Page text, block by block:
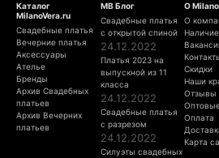
Каталог
MilanoVera.ru
Свадебные платья
Вечерние платья
Аксессуары
Ателье
Бренды
Архив Свадебных
платьев
Архив Вечерних
платьев
МВ Блог
Свадебные платья
с открытой спиной
24.12.2022
Платья 2023 на
выпускной из 11
класса
24.12.2022
Свадебные платья
с разрезом
24.12.2022
Силуэты свадебных
О
О
Скидки
Наши
Отзывы
Оплата
Карта